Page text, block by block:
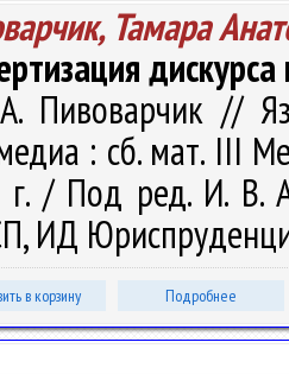
Тамара
Пивоварчик //
: сб. мат. III
г. / Под ред. И. В.
ИД
в корзину Подробнее